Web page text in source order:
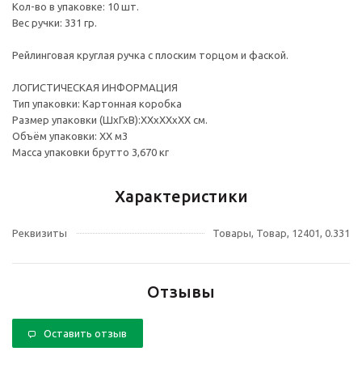
Кол-во в упаковке: 10 шт.
Вес ручки: 331 гр.
Рейлинговая круглая ручка с плоским торцом и фаской.
ЛОГИСТИЧЕСКАЯ ИНФОРМАЦИЯ
Тип упаковки: Картонная коробка
Размер упаковки (ШхГхВ):ХХхХХхХХ см.
Объём упаковки: ХХ м3
Масса упаковки брутто 3,670 кг
Характеристики
Реквизиты Товары, Товар, 12401, 0.331
Отзывы
Оставить отзыв